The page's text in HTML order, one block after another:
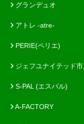
グランデュオ
アトレ -atre-
PERIE(ペリエ)
ジェフユナイテッド
S-PAL (エスパル)
A-FACTORY